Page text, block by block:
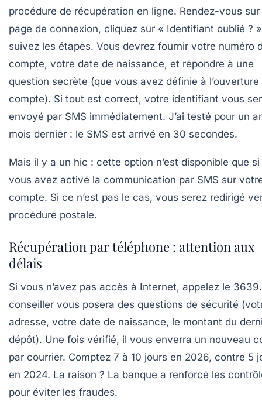
procédure de récupération en ligne. Rendez-vous sur
page de connexion, cliquez sur « Identifiant oublié ?
suivez les étapes. Vous devrez fournir votre numéro
compte, votre date de naissance, et répondre à une
question secrète (que vous avez définie à l’ouverture
compte). Si tout est correct, votre identifiant vous
envoyé par SMS immédiatement. J’ai testé pour un
mois dernier : le SMS est arrivé en 30 secondes.
Mais il y a un hic : cette option n’est disponible que si
vous avez activé la communication par SMS sur
compte. Si ce n’est pas le cas, vous serez redirigé
procédure postale.
Récupération par téléphone : attention aux
délais
Si vous n’avez pas accès à Internet, appelez le
conseiller vous posera des questions de sécurité
adresse, votre date de naissance, le montant du
dépôt). Une fois vérifié, il vous enverra un nouveau
par courrier. Comptez 7 à 10 jours en 2026, contre 5
en 2024. La raison ? La banque a renforcé les
pour éviter les fraudes.